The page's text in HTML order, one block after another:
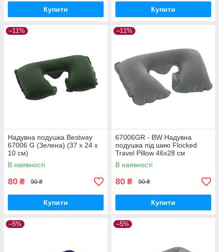
Купити Купити
–11%
Надувна подушка Bestway
67006 G (Зелена) (37 х 24 х
10 см)
В наявності
80 ₴ 90 ₴
Купити
–11%
67006GR - BW Надувна
подушка під шию Flocked
Travel Pillow 46х28 см
В наявності
80 ₴ 90 ₴
Купити
–5% –5%